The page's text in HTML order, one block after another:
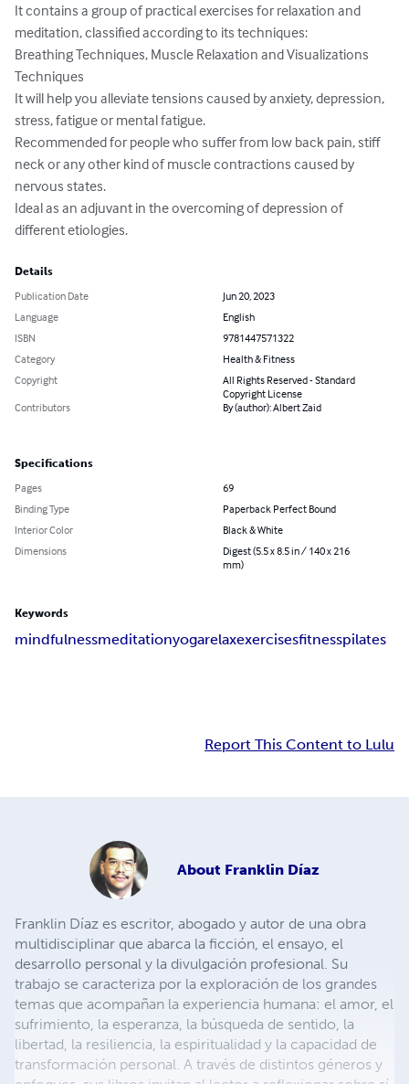
It contains a group of practical exercises for relaxation and
meditation, classified according to its techniques:
Breathing Techniques, Muscle Relaxation and Visualizations
Techniques
It will help you alleviate tensions caused by anxiety, depression,
stress, fatigue or mental fatigue.
Recommended for people who suffer from low back pain, stiff
neck or any other kind of muscle contractions caused by
nervous states.
Ideal as an adjuvant in the overcoming of depression of
different etiologies.
Details
Publication Date
Jun 20, 2023
Language
English
ISBN
9781447571322
Category
Health & Fitness
Copyright
All Rights Reserved - Standard
Copyright License
Contributors
By (author): Albert Zaid
Specifications
Pages
69
Binding Type
Paperback Perfect Bound
Interior Color
Black & White
Dimensions
Digest (5.5 x 8.5 in / 140 x 216
mm)
Keywords
mindfulnessmeditationyogarelaxexercisesfitnesspilates
Report This Content to Lulu
About Franklin Díaz
Franklin Díaz es escritor, abogado y autor de una obra
multidisciplinar que abarca la ficción, el ensayo, el
desarrollo personal y la divulgación profesional. Su
trabajo se caracteriza por la exploración de los grandes
temas que acompañan la experiencia humana: el amor, el
sufrimiento, la esperanza, la búsqueda de sentido, la
libertad, la resiliencia, la espiritualidad y la capacidad de
transformación personal. A través de distintos géneros y